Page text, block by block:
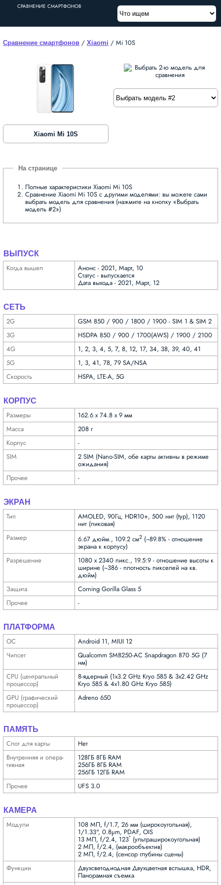
СРАВНЕНИЕ СМАРТФОНОВ
Сравнение смартфонов / Xiaomi / Mi 10S
Xiaomi Mi 10S
Полные характеристики Xiaomi Mi 10S
Сравнение Xiaomi Mi 10S с другими моделями: вы можете сами
выбрать модель для сравнения (нажмите на кнопку «Выбрать
модель #2»)
ВЫПУСК
Когда вышел Анонс - 2021, Март, 10
Статус - выпускается
Дата выхода - 2021, Март, 12
СЕТЬ
2G
GSM 850 / 900 / 1800 / 1900 - SIM 1 & SIM 2
3G
HSDPA 850 / 900 / 1700(AWS) / 1900 / 2100
4G
1, 2, 3, 4, 5, 7, 8, 12, 17, 34, 38, 39, 40, 41
5G
1, 3, 41, 78, 79 SA/NSA
Скорость
HSPA, LTE-A, 5G
КОРПУС
Размеры
162.6 x 74.8 x 9 мм
Масса
208 г
Корпус
-
SIM
2 SIM (Nano-SIM, обе карты активны в режиме
ожидания)
Прочее
-
ЭКРАН
Тип AMOLED, 90Гц, HDR10+, 500 нит (typ), 1120
нит (пиковая)
Размер
6.67 дюйм., 109.2 см2 (~89.8% - отношение
экрана к корпусу)
Разре­шение
1080 x 2340 пикс., 19.5:9 - отношение высоты к
ширине (~386 - плотность пикселей на кв.
дюйм)
Защита
Corning Gorilla Glass 5
Прочее
-
ПЛАТФОРМА
ОС
Android 11, MIUI 12
Чипсет
Qualcomm SM8250-AC Snapdragon 870 5G (7
нм)
CPU (централь­ный
процес­сор)
8-ядерный (1x3.2 GHz Kryo 585 & 3x2.42 GHz
Kryo 585 & 4x1.80 GHz Kryo 585)
GPU (графи­ческий
процес­сор)
Adreno 650
ПАМЯТЬ
Слот для карты
Нет
Внутрен­няя и опера­
тивная
128ГБ 8ГБ RAM
256ГБ 8ГБ RAM
256ГБ 12ГБ RAM
Прочее
UFS 3.0
КАМЕРА
Модули 108 МП, f/1.7, 26 мм (широкоугольная),
1/1.33", 0.8µm, PDAF, OIS
13 МП, f/2.4, 123˚ (ультра­широкоугольная)
2 МП, f/2.4, (макрообъектив)
2 МП, f/2.4, (сенсор глубины сцены)
Функ­ции
Двух­светодиодная Двухцветная вспышка, HDR,
Панорамная съемка